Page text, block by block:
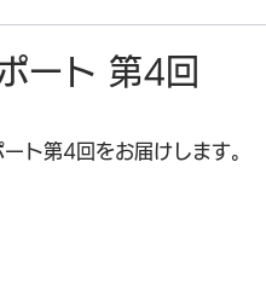
ート 第4回
ト第4回をお届けします。